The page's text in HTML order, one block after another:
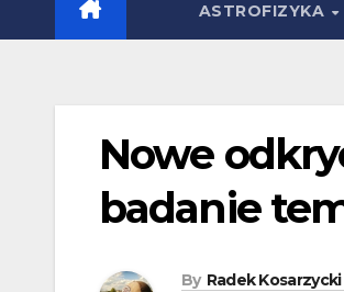
ASTROFIZYKA
Nowe
badanie
By Radek Kosarzycki